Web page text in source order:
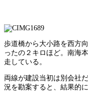
歩道橋から大小路を西方
ったの２キロほど。南海
走している。
両線が建設当初は別会社
況を勘案すると、結果的